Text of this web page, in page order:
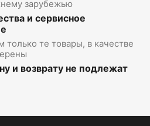
зарубежью
и сервисное
только те товары, в качестве
и возврату не подлежат